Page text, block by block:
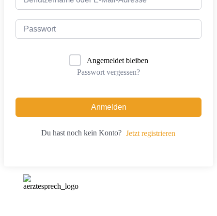
Angemeldet bleiben
Passwort vergessen?
Anmelden
Du hast noch kein Konto? Jetzt registrieren